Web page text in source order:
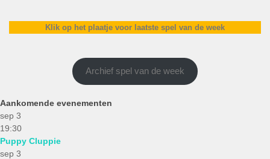
Klik op het plaatje voor laatste spel van de week
Archief spel van de week
Aankomende evenementen
sep 3
19:30
Puppy Cluppie
sep 3